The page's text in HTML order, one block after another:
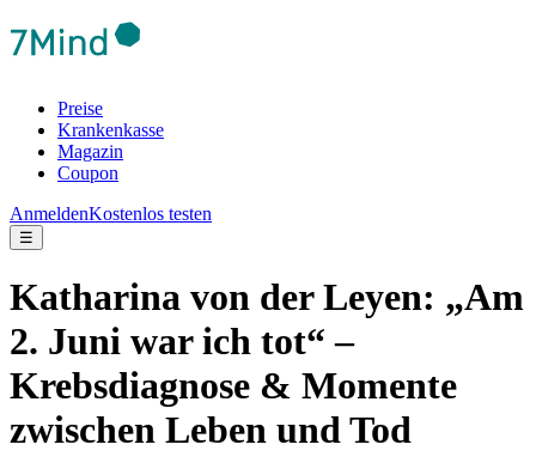
Preise
Krankenkasse
Magazin
Coupon
AnmeldenKostenlos testen
☰
Katharina von der Leyen: „Am
2. Juni war ich tot“ –
Krebsdiagnose & Momente
zwischen Leben und Tod